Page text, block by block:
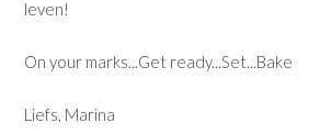
leven!
On your marks...Get ready...Set...Bake
Liefs, Marina